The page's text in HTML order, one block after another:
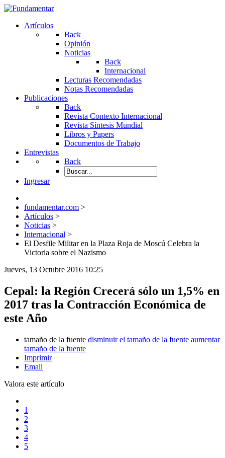
Artículos
Back
Opinión
Noticias
Back
Internacional
Lecturas Recomendadas
Notas Recomendadas
Publicaciones
Back
Revista Contexto Internacional
Revista Síntesis Mundial
Libros y Papers
Documentos de Trabajo
Entrevistas
Back
Ingresar
fundamentar.com >
Artículos >
Noticias >
Internacional >
El Desfile Militar en la Plaza Roja de Moscú Celebra la
Victoria sobre el Nazismo
Jueves, 13 Octubre 2016 10:25
Cepal: la Región Crecerá sólo un 1,5% en
2017 tras la Contracción Económica de
este Año
tamaño de la fuente disminuir el tamaño de la fuente aumentar
tamaño de la fuente
Imprimir
Email
Valora este artículo
1
2
3
4
5